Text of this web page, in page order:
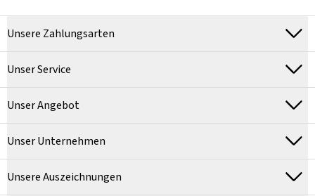
Unsere Zahlungsarten
Unser Service
Unser Angebot
Unser Unternehmen
Unsere Auszeichnungen